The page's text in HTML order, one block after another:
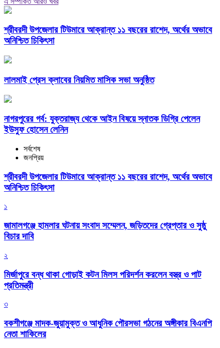
শ্রীবরদী উপজেলার টিউমারে আক্রান্ত ১১ বছরের রাশেদ, অর্থের অভাবে
অনিশ্চিত চিকিৎসা
লালমাই প্রেস ক্লাবের নিয়মিত মাসিক সভা অনুষ্ঠিত
নাগরপুরের গর্ব: যুক্তরাজ্য থেকে আইন বিষয়ে স্নাতক ডিগ্রি পেলেন
ইউসুফ হোসেন লেনিন
সর্বশেষ
জনপ্রিয়
শ্রীবরদী উপজেলার টিউমারে আক্রান্ত ১১ বছরের রাশেদ, অর্থের অভাবে
অনিশ্চিত চিকিৎসা
১
জামালগঞ্জে হামলার ঘটনায় সংবাদ সম্মেলন, জড়িতদের গ্রেপ্তার ও সুষ্ঠু
বিচার দাবি
২
মির্জাপুরে বন্ধ থাকা গোড়াই কটন মিলস পরিদর্শন করলেন বস্ত্র ও পাট
প্রতিমন্ত্রী
৩
বকশীগঞ্জে মাদক-জুয়ামুক্ত ও আধুনিক পৌরসভা গঠনের অঙ্গীকার বিএনপি
নেতা শাকিলের